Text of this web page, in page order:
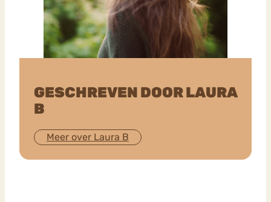
GESCHREVEN DOOR LAURA
B
Meer over Laura B